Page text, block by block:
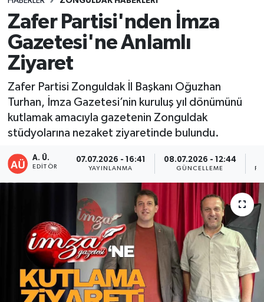
Zafer Partisi'nden İmza
Gazetesi'ne Anlamlı
Ziyaret
Zafer Partisi Zonguldak İl Başkanı Oğuzhan
Turhan, İmza Gazetesi’nin kuruluş yıl dönümünü
kutlamak amacıyla gazetenin Zonguldak
stüdyolarına nezaket ziyaretinde bulundu.
A. Ü.
EDITÖR
07.07.2026 - 16:41
YAYINLANMA
08.07.2026 - 12:44
GÜNCELLEME
DEVREK
DÜZCE
EREĞLİ
GÖKÇEBEY
KARABÜK
KASTAMONU